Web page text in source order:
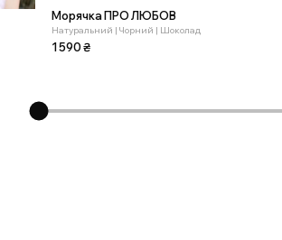
Морячка ПРО ЛЮБОВ
Натуральний | Чорний | Шоколад
1 590₴